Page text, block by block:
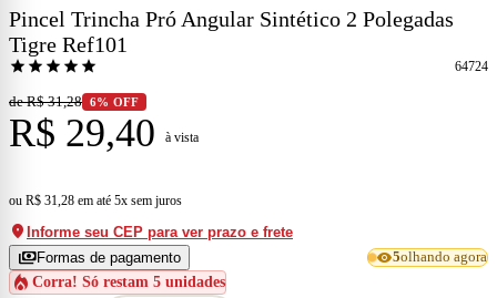
Pincel Trincha Pró Angular Sintético 2 Polegadas
Tigre Ref101
star star star star star 64724
de R$ 31,28 6% OFF
R$ 29,40 à vista
ou R$ 31,28 em até 5x sem juros
location_on Informe seu CEP para ver prazo e frete
paymentsFormas de pagamento visibility5olhando agora
local_fire_department Corra! Só restam 5 unidades